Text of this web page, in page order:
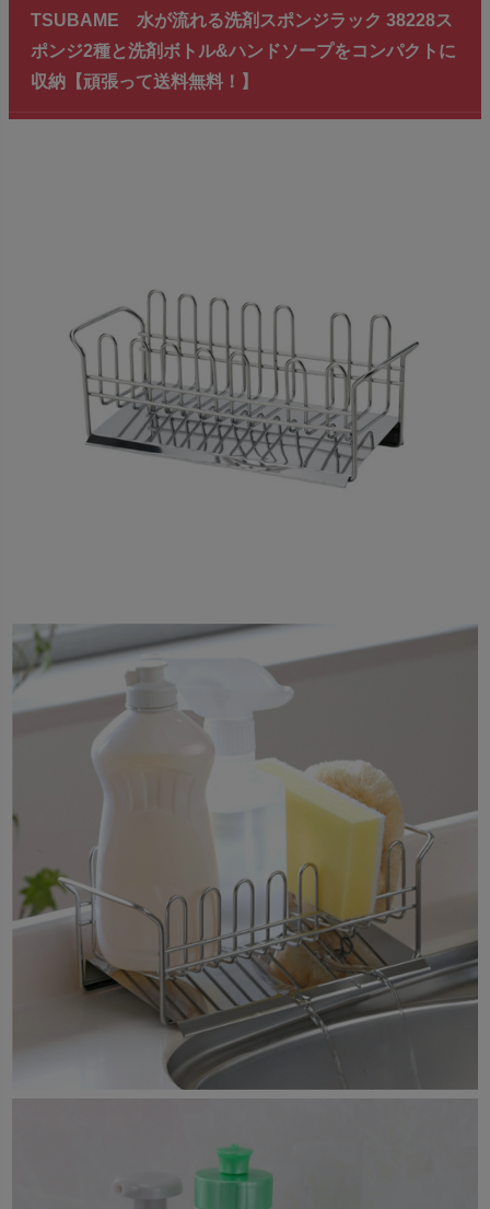
TSUBAME 水が流れる洗剤スポンジラック 38228ス
ポンジ2種と洗剤ボトル&ハンドソープをコンパクトに
収納【頑張って送料無料！】